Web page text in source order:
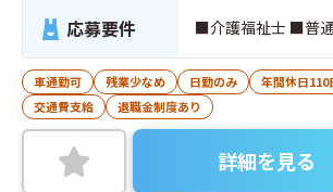
応募要件 ■介護福祉士 ■普
車通勤可 残業少なめ 日勤のみ 年間休日110
交通費支給
退職金制度あり
詳細を見る